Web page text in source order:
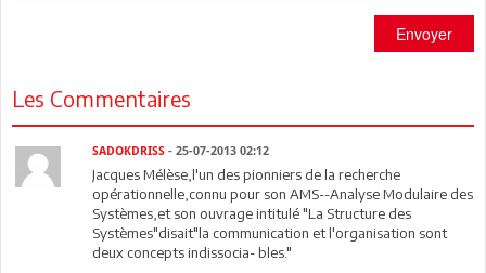
Envoyer
Les Commentaires
SADOKDRISS - 25-07-2013 02:12
Jacques Mélèse,l'un des pionniers de la recherche
opérationnelle,connu pour son AMS--Analyse Modulaire des
Systèmes,et son ouvrage intitulé "La Structure des
Systèmes"disait"la communication et l'organisation sont
deux concepts indissocia- bles."